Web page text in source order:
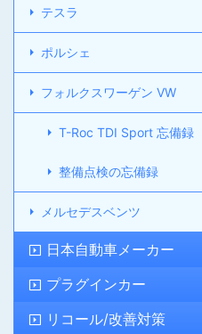
テスラ
ポルシェ
フォルクスワーゲン VW
T-Roc TDI Sport 忘備録
整備点検の忘備録
メルセデスベンツ
日本自動車メーカー
プラグインカー
リコール/改善対策